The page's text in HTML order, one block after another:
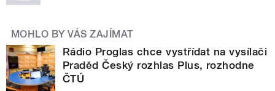
MOHLO BY VÁS ZAJÍMAT
Rádio Proglas chce vystřídat na vysílači
Praděd Český rozhlas Plus, rozhodne
ČTÚ